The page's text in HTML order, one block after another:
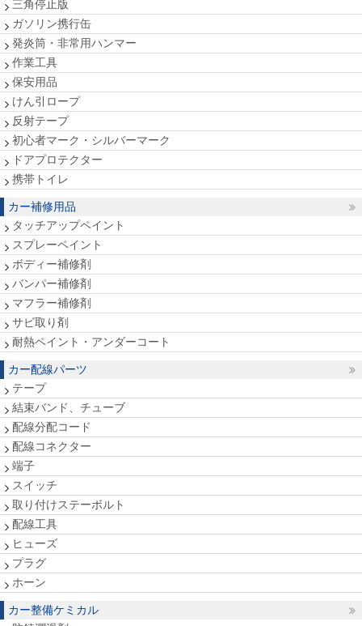
三角停止版
ガソリン携行缶
発炎筒・非常用ハンマー
作業工具
保安用品
けん引ロープ
反射テープ
初心者マーク・シルバーマーク
ドアプロテクター
携帯トイレ
カー補修用品
タッチアップペイント
スプレーペイント
ボディー補修剤
バンパー補修剤
マフラー補修剤
サビ取り剤
耐熱ペイント・アンダーコート
カー配線パーツ
テープ
結束バンド、チューブ
配線分配コード
配線コネクター
端子
スイッチ
取り付けステーボルト
配線工具
ヒューズ
プラグ
ホーン
カー整備ケミカル